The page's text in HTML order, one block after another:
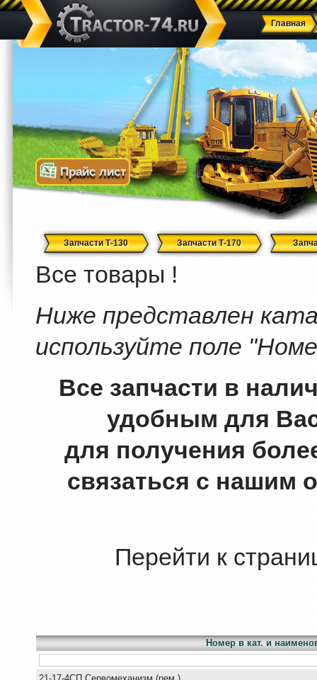
Главная
Запчасти Т-130 Запчасти Т-170
Прайс лист
Все товары !
Ниже представлен
используйте поле
Все запчасти в
удобным для
для получения
связаться с нашим
Перейти к
Номер в кат. и